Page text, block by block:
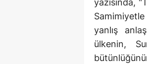
yazısında,
yanlış
ülkenin,